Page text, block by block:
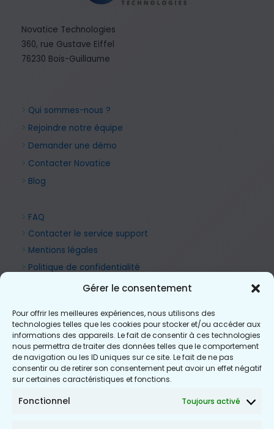
Gérer le consentement
Pour offrir les meilleures expériences, nous utilisons des
technologies telles que les cookies pour stocker et/ou accéder aux
informations des appareils. Le fait de consentir à ces technologies
nous permettra de traiter des données telles que le comportement
de navigation ou les ID uniques sur ce site. Le fait de ne pas
consentir ou de retirer son consentement peut avoir un effet négatif
sur certaines caractéristiques et fonctions.
Fonctionnel Toujours activé
Novatice Technologies
360, rue Gustave Eiffel
76230 Bois-Guillaume
> Qui sommes-nous ?
> Rejoindre notre équipe
> Demander une démo
> Contacter Novatice
> Blog
> FAQ
> Contacter le service support
> Mentions légales
> Politique de confidentialité